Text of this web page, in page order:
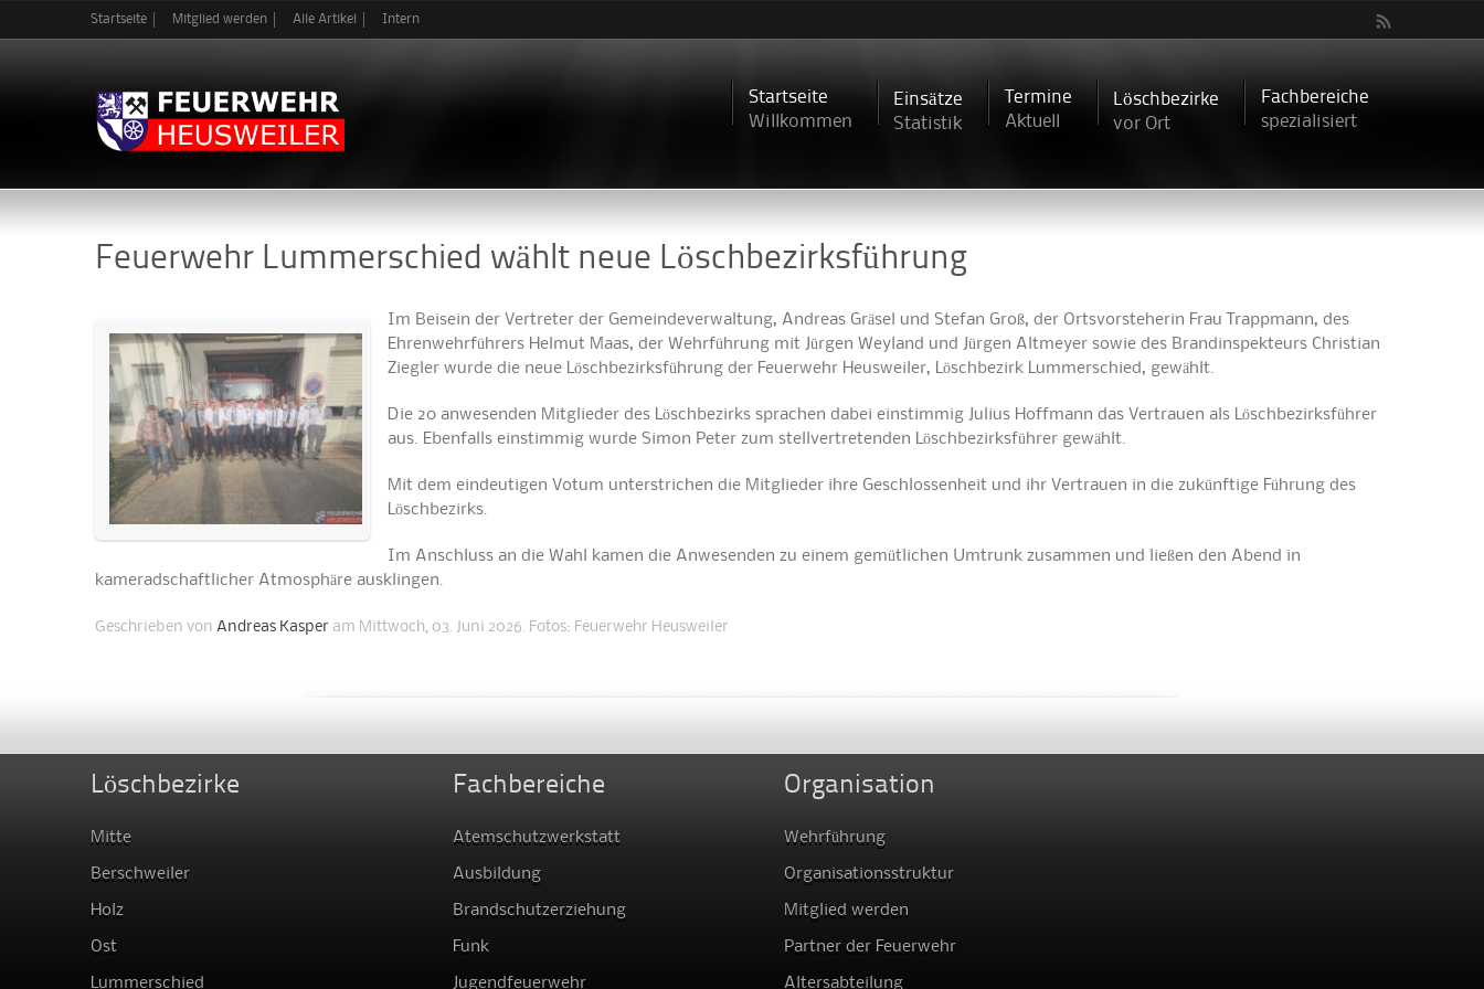
zum
Startseite Mitglied werden Alle Artikel Intern
Startseite
Willkommen
Einsätze
Statistik
Termine
Aktuell
Löschbezirke
vor Ort
Fachbereiche
spezialisiert
Feuerwehr Lummerschied wählt neue Löschbezirksführung
Im Beisein der Vertreter der Gemeindeverwaltung, Andreas Gräsel und Stefan Groß, der Ortsvorsteherin Frau Trappmann, des
Ehrenwehrführers Helmut Maas, der Wehrführung mit Jürgen Weyland und Jürgen Altmeyer sowie des Brandinspekteurs Christian
Ziegler wurde die neue Löschbezirksführung der Feuerwehr Heusweiler, Löschbezirk Lummerschied, gewählt.
Die 20 anwesenden Mitglieder des Löschbezirks sprachen dabei einstimmig Julius Hoffmann das Vertrauen als Löschbezirksführer
aus. Ebenfalls einstimmig wurde Simon Peter zum stellvertretenden Löschbezirksführer gewählt.
Mit dem eindeutigen Votum unterstrichen die Mitglieder ihre Geschlossenheit und ihr Vertrauen in die zukünftige Führung des
Löschbezirks.
Im Anschluss an die Wahl kamen die Anwesenden zu einem gemütlichen Umtrunk zusammen und ließen den Abend in
kameradschaftlicher Atmosphäre ausklingen.
Geschrieben von Andreas Kasper am Mittwoch, 03. Juni 2026. Fotos: Feuerwehr Heusweiler
Löschbezirke
Mitte
Berschweiler
Holz
Ost
Lummerschied
Fachbereiche
Atemschutzwerkstatt
Ausbildung
Brandschutzerziehung
Funk
Jugendfeuerwehr
Organisation
Wehrführung
Organisationsstruktur
Mitglied werden
Partner der Feuerwehr
Altersabteilung